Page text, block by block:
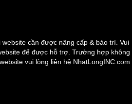
cần được nâng cấp & bảo trì. Vui
để được hỗ trợ. Trường hợp không
vui lòng liên hệ NhatLongINC.com